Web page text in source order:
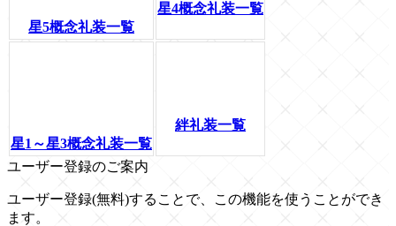
星5概念礼装一覧
星4概念礼装一覧
星1～星3概念礼装一覧
絆礼装一覧
ユーザー登録のご案内
ユーザー登録(無料)することで、この機能を使うことができ
ます。